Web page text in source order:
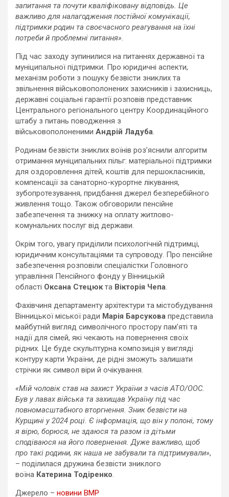
запитання та почути кваліфіковану відповідь. Це
важливо для налагодження постійної комунікації,
підтримки родин та своєчасного реагування на їхні
потреби й проблемні питання».
Під час заходу зупинилися на питаннях державної та
муніципальної підтримки. Про юридичні аспекти,
механізм роботи з пошуку безвісти зниклих та
звільнення військовополонених захисників і захисниць,
державні соціальні гарантії розповів представник
Центрального регіонального центру Координаційного
штабу з питань поводження з
військовополоненими Андрій Ладуба.
Родинам безвісти зниклих воїнів роз’яснили алгоритм
отримання муніципальних пільг: матеріальної підтримки
для оздоровлення дітей, коштів для першокласників,
компенсації за санаторно-курортне лікування,
зубопротезування, придбання джерел безперебійного
живлення тощо. Також обговорили пенсійне
забезпечення та знижку на оплату житлово-
комунальних послуг від держави.
Окрім того, увагу приділили психологічній підтримці,
юридичним консультаціями та супроводу. Про пенсійне
забезпечення розповіли спеціалістки Головного
управління Пенсійного фонду у Вінницькій
області Оксана Стецюкта Вікторія Чепа.
Фахівчиня департаменту архітектури та містобудування
Вінницької міської ради Марія Барсукова представила
майбутній вигляд символічного простору пам’яті та
надії для сімей, які чекають на повернення своїх
рідних. Це буде скульптурна композиція у вигляді
контуру карти України, де рідні зможуть залишати
стрічки як символ віри й очікування.
«Мій чоловік став на захист України з часів АТО/ООС.
Був у лавах війська та захищав Україну під час
повномасштабного вторгнення. Зник безвісти на
Курщині у 2024 році. Є інформація, що він у полоні, тому
я вірю, борюся, не здаюся та разом із дітьми
сподіваюся на його повернення. Дуже важливо, щоб
про такі родини, як наша не забували та підтримували»,
– поділилася дружина безвісти зниклого
воїна Катерина Тодіренко.
Джерело – новини ВМР